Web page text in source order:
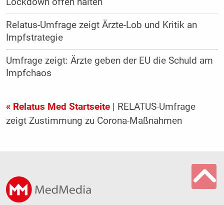
Relatus-Umfrage zeigt Ärzte-Lob und Kritik an
Impfstrategie
Umfrage zeigt: Ärzte geben der EU die Schuld am
Impfchaos
« Relatus Med Startseite| RELATUS-Umfrage
zeigt Zustimmung zu Corona-Maßnahmen